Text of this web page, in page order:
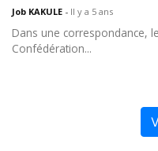
Job KAKULE - Il y a 5 ans
Dans une correspondance,
Confédération...